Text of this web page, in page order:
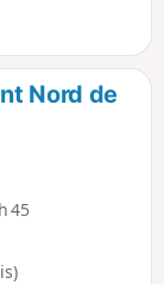
Nord de
45